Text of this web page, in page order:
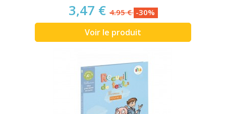
3,47 €4.95 € -30%
Voir le produit